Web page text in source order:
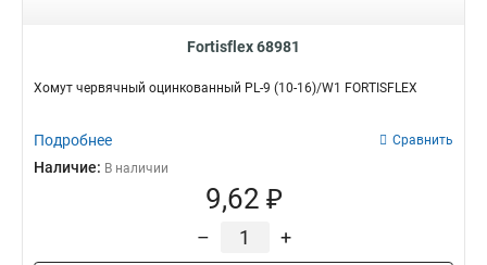
Fortisflex 68981
Хомут червячный оцинкованный PL-9 (10-16)/W1 FORTISFLEX
Подробнее Сравнить
Наличие: В наличии
9,62 ₽
– +